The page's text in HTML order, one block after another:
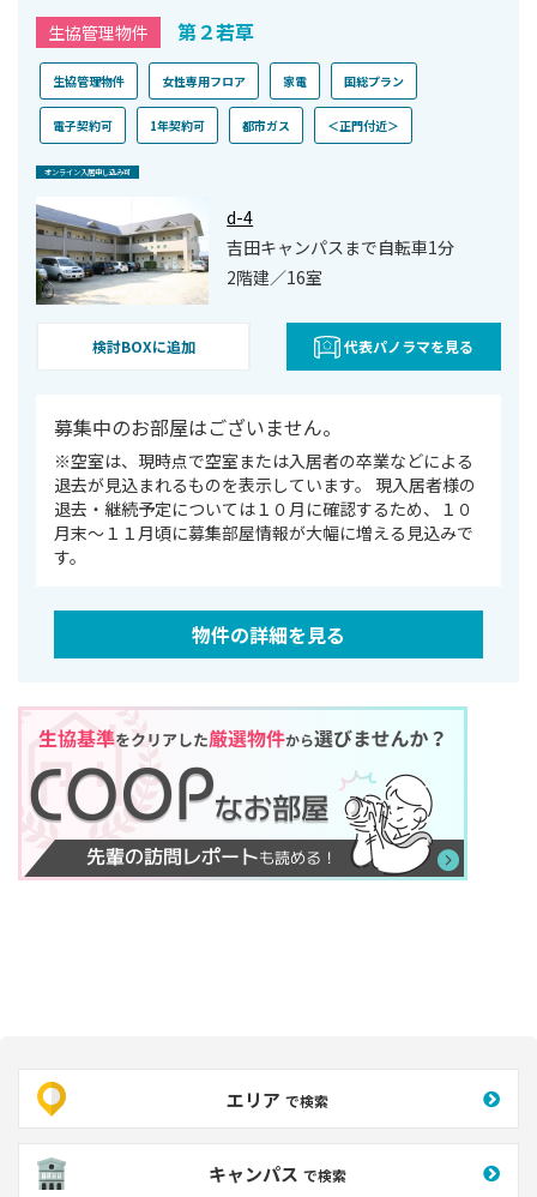
生協管理物件 第２若草
生協管理物件 女性専用フロア 家電 国総プラン
電子契約可 1年契約可 都市ガス ＜正門付近＞
オンライン⼊居申し込み可
d-4
吉田キャンパスまで自転車1分
2階建／16室
検討BOXに追加 代表パノラマを見る
募集中のお部屋はございません。
※空室は、現時点で空室または⼊居者の卒業などによる
退去が⾒込まれるものを表⽰しています。 現入居者様の
退去・継続予定については１０月に確認するため、１０
月末～１１月頃に募集部屋情報が大幅に増える見込みで
す。
物件の詳細を見る
エリア で検索
キャンパス で検索